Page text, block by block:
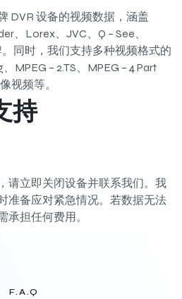
DVR 设备的视频数据，涵盖
、Lorex、JVC、Q – See、
同时，我们支持多种视频格式的
MPEG – 2.TS、MPEG – 4 Part
视频等。
持
请立即关闭设备并联系我们。我
准备应对紧急情况。若数据无法
承担任何费用。
F.A.Q